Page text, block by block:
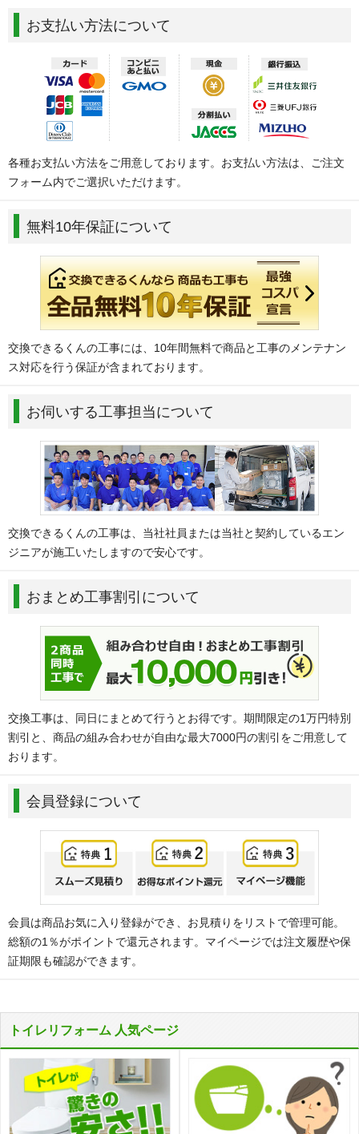
お支払い方法について
各種お支払い方法をご用意しております。お支払い方法は、ご注文
フォーム内でご選択いただけます。
無料10年保証について
交換できるくんの工事には、10年間無料で商品と工事のメンテナン
ス対応を行う保証が含まれております。
お伺いする工事担当について
交換できるくんの工事は、当社社員または当社と契約しているエン
ジニアが施工いたしますので安心です。
おまとめ工事割引について
交換工事は、同日にまとめて行うとお得です。期間限定の1万円特別
割引と、商品の組み合わせが自由な最大7000円の割引をご用意して
おります。
会員登録について
会員は商品お気に入り登録ができ、お見積りをリストで管理可能。
総額の1％がポイントで還元されます。マイページでは注文履歴や保
証期限も確認ができます。
トイレリフォーム 人気ページ